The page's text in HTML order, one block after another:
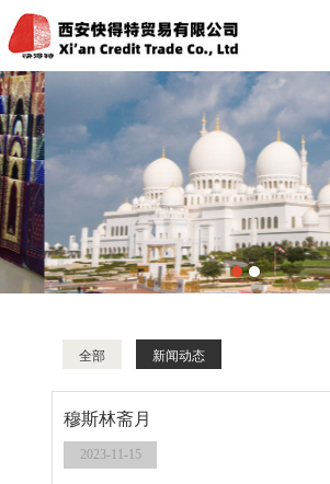
首页 礼拜毯 穆斯林帽 工艺品 公司介绍
全部 新闻动态
穆斯林斋月
2023-11-15